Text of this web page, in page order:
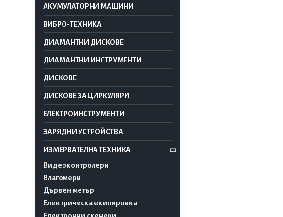
АКУМУЛАТОРНИ МАШИНИ
ВИБРО-ТЕХНИКА
ДИАМАНТНИ ДИСКОВЕ
ДИАМАНТНИ ИНСТРУМЕНТИ
ДИСКОВЕ
ДИСКОВЕ ЗА ЦИРКУЛЯРИ
ЕЛЕКТРОИНСТРУМЕНТИ
ЗАРЯДНИ УСТРОЙСТВА
ИЗМЕРВАТЕЛНА ТЕХНИКА
Видеоконтролери
Влагомери
Дървен метър
Електрическа екипировка